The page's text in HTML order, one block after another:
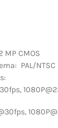
MP CMOS
PAL/NTSC